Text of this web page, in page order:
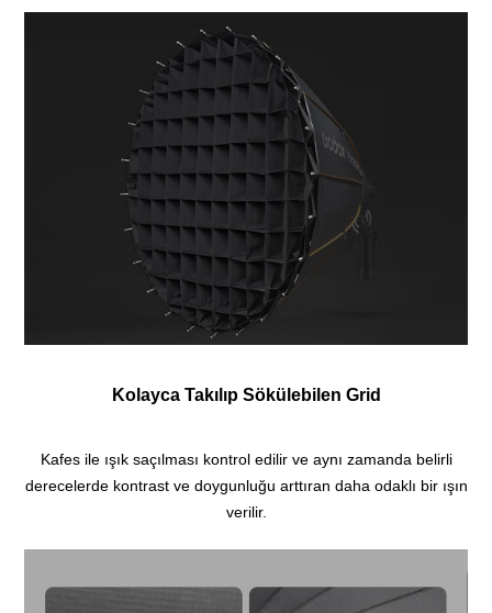
Kolayca Takılıp Sökülebilen Grid
Kafes ile ışık saçılması kontrol edilir ve aynı zamanda belirli
derecelerde kontrast ve doygunluğu arttıran daha odaklı bir ışın
verilir.